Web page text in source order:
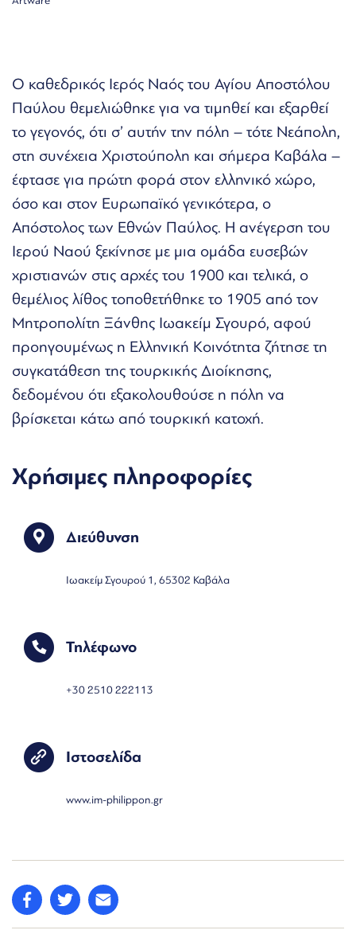
Ο καθεδρικός Ιερός Ναός του Αγίου Αποστόλου
Παύλου θεμελιώθηκε για να τιμηθεί και εξαρθεί
το γεγονός, ότι σ’ αυτήν την πόλη – τότε Νεάπολη,
στη συνέχεια Χριστούπολη και σήμερα Καβάλα –
έφτασε για πρώτη φορά στον ελληνικό χώρο,
όσο και στον Ευρωπαϊκό γενικότερα, ο
Απόστολος των Εθνών Παύλος. Η ανέγερση του
Ιερού Ναού ξεκίνησε με μια ομάδα ευσεβών
χριστιανών στις αρχές του 1900 και τελικά, ο
θεμέλιος λίθος τοποθετήθηκε το 1905 από τον
Μητροπολίτη Ξάνθης Ιωακείμ Σγουρό, αφού
προηγουμένως η Ελληνική Κοινότητα ζήτησε τη
συγκατάθεση της τουρκικής Διοίκησης,
δεδομένου ότι εξακολουθούσε η πόλη να
βρίσκεται κάτω από τουρκική κατοχή.
Χρήσιμες πληροφορίες
Διεύθυνση
Ιωακείμ Σγουρού 1, 65302 Καβάλα
Τηλέφωνο
+30 2510 222113
Ιστοσελίδα
www.im-philippon.gr